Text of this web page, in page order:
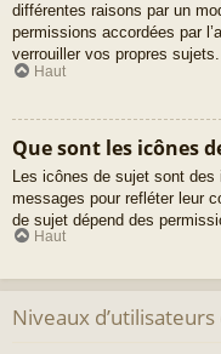
différentes raisons par un
permissions accordées par
verrouiller vos propres sujets.
Haut
Que sont les icônes
Les icônes de sujet sont
messages pour refléter leur
de sujet dépend des
Haut
Niveaux